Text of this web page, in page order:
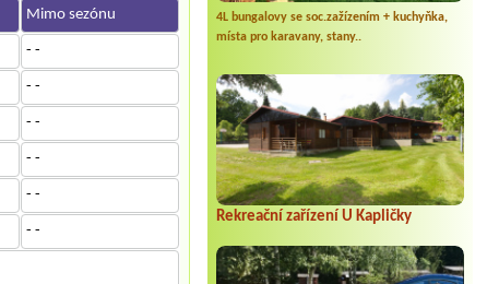
4L bungalovy se soc.zažízením + kuchyňka,
místa pro karavany, stany..
Rekreační zařízení U Kapličky
Mimo sezónu
- -
- -
- -
- -
- -
- -